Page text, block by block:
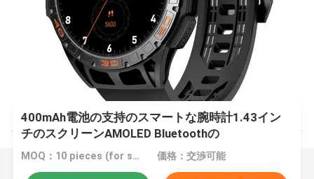
400mAh電池の支持のスマートな腕時計1.43イン
チのスクリーンAMOLED Bluetoothの
MOQ：10 pieces (for sample) 価格：交渉可能